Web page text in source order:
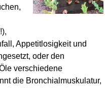
Appetitlosigkeit und
oder den
verschiedene
die Bronchialmuskulatur,